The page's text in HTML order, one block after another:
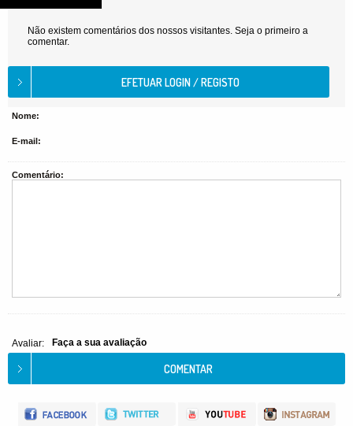
Não existem comentários dos nossos visitantes. Seja o primeiro a
comentar.
Nome:
E-mail:
Comentário:
Avaliar: Faça a sua avaliação